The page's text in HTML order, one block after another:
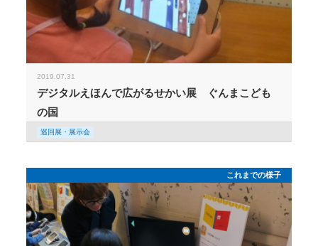
2019.07.31
デジタルえほんで広がるせかい展 ぐんまこども
の国
巡回展・展示会
これまでの様子